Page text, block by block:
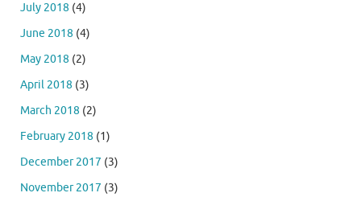
July 2018 (4)
June 2018 (4)
May 2018 (2)
April 2018 (3)
March 2018 (2)
February 2018 (1)
December 2017 (3)
November 2017 (3)